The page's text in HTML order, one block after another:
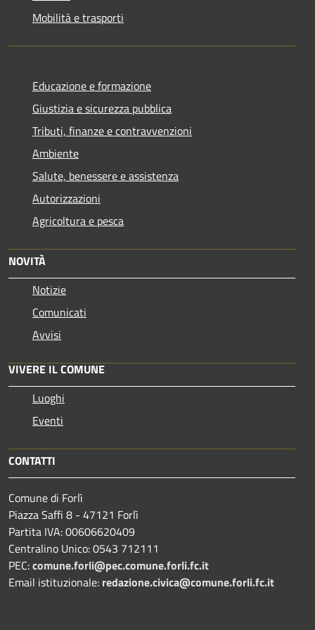
Mobilità e trasporti
Educazione e formazione
Giustizia e sicurezza pubblica
Tributi, finanze e contravvenzioni
Ambiente
Salute, benessere e assistenza
Autorizzazioni
Agricoltura e pesca
NOVITÀ
Notizie
Comunicati
Avvisi
VIVERE IL COMUNE
Luoghi
Eventi
CONTATTI
Comune di Forlì
Piazza Saffi 8 - 47121 Forlì
Partita IVA: 00606620409
Centralino Unico: 0543 712111
PEC:comune.forli@pec.comune.forli.fc.it
Email istituzionale: redazione.civica@comune.forli.fc.it